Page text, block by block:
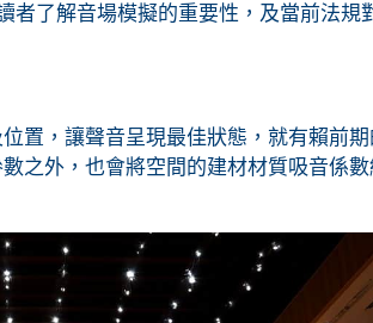
了解音場模擬的重要性，及當前法規
置，讓聲音呈現最佳狀態，就有賴前
之外，也會將空間的建材材質吸音係